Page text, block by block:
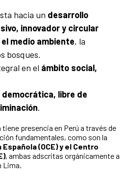
hacia un desarrollo
innovador y circular
medio ambiente, la
bosques.
en el ámbito social,
democrática, libre de
.
presencia en Perú a través de
fundamentales, como son la
(OCE) y el Centro
, ambas adscritas orgánicamente a
Lima.